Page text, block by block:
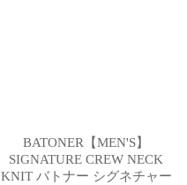
BATONER【MEN'S】
SIGNATURE CREW NECK
KNIT バトナー シグネチャー